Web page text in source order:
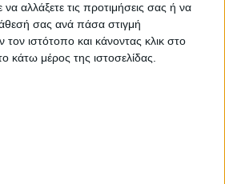
αλλάξετε τις προτιμήσεις σας ή να
σας ανά πάσα στιγμή
τον ιστότοπο και κάνοντας κλικ στο
κάτω μέρος της ιστοσελίδας.